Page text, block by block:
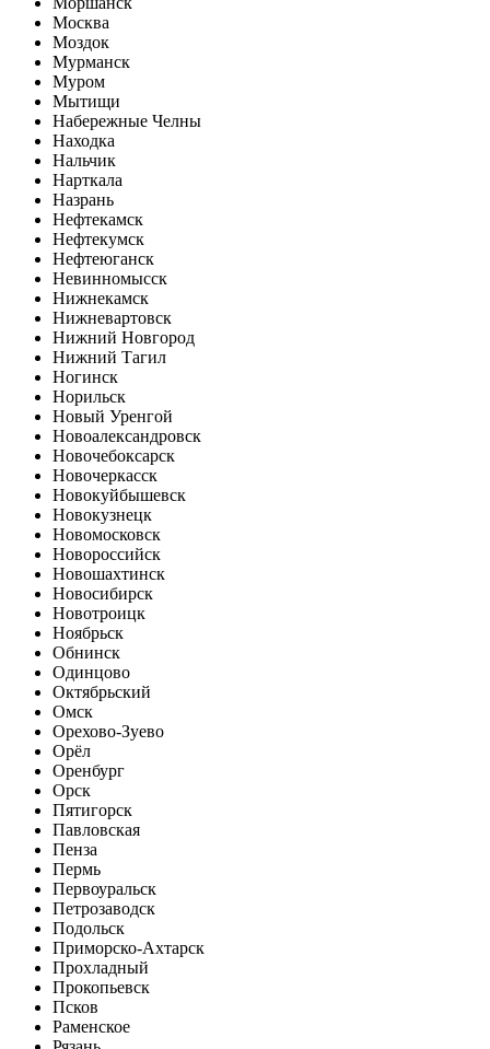
Москва
Моздок
Мурманск
Муром
Мытищи
Набережные Челны
Находка
Нальчик
Нарткала
Назрань
Нефтекамск
Нефтекумск
Нефтеюганск
Невинномысск
Нижнекамск
Нижневартовск
Нижний Новгород
Нижний Тагил
Ногинск
Норильск
Новый Уренгой
Новоалександровск
Новочебоксарск
Новочеркасск
Новокуйбышевск
Новокузнецк
Новомосковск
Новороссийск
Новошахтинск
Новосибирск
Новотроицк
Ноябрьск
Обнинск
Одинцово
Октябрьский
Омск
Орехово-Зуево
Орёл
Оренбург
Орск
Пятигорск
Павловская
Пенза
Пермь
Первоуральск
Петрозаводск
Подольск
Приморско-Ахтарск
Прохладный
Прокопьевск
Псков
Раменское